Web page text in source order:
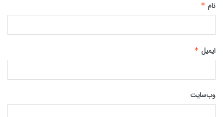
نام *
ایمیل *
وب‌سایت